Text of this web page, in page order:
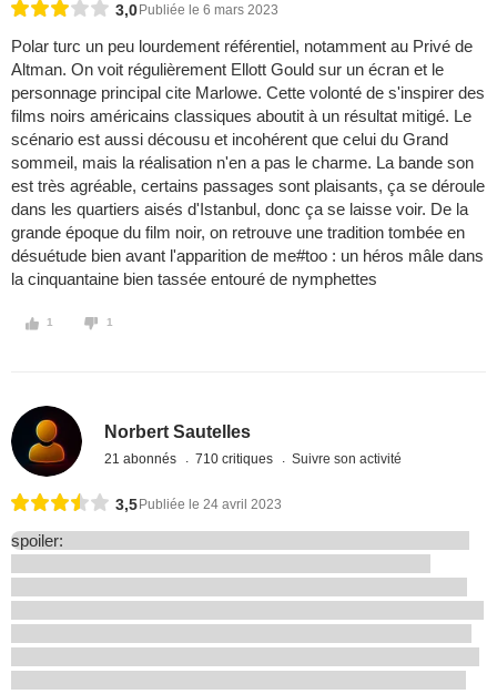
3,0 Publiée le 6 mars 2023
Polar turc un peu lourdement référentiel, notamment au Privé de
Altman. On voit régulièrement Ellott Gould sur un écran et le
personnage principal cite Marlowe. Cette volonté de s'inspirer des
films noirs américains classiques aboutit à un résultat mitigé. Le
scénario est aussi décousu et incohérent que celui du Grand
sommeil, mais la réalisation n'en a pas le charme. La bande son
est très agréable, certains passages sont plaisants, ça se déroule
dans les quartiers aisés d'Istanbul, donc ça se laisse voir. De la
grande époque du film noir, on retrouve une tradition tombée en
désuétude bien avant l'apparition de me#too : un héros mâle dans
la cinquantaine bien tassée entouré de nymphettes
1 1
Norbert Sautelles
21 abonnés 710 critiques Suivre son activité
3,5 Publiée le 24 avril 2023
spoiler: